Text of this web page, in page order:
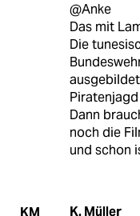
@Anke
Das mit
Die
Dann
noch die
und schon
KM K. Müller